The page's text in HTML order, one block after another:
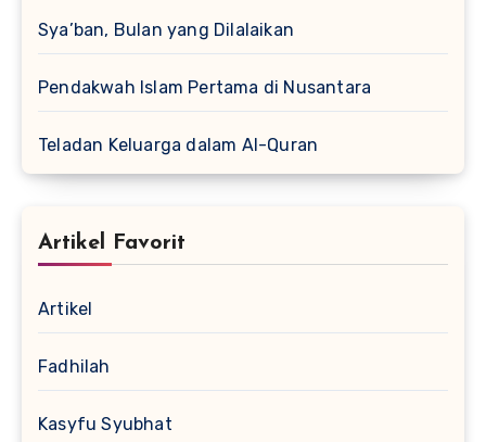
Sya’ban, Bulan yang Dilalaikan
Pendakwah Islam Pertama di Nusantara
Teladan Keluarga dalam Al-Quran
Artikel Favorit
Artikel
Fadhilah
Kasyfu Syubhat